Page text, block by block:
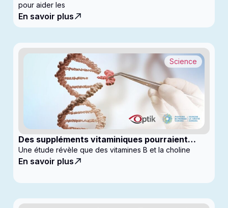
pour aider les
En savoir plus
Des suppléments vitaminiques pourraient
ralentir la progression du glaucome
Science
Une étude révèle que des vitamines B et la choline
En savoir plus